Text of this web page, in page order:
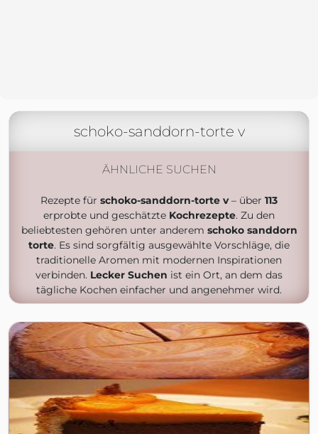
schoko-sanddorn-torte v
ÄHNLICHE SUCHEN
Rezepte für schoko-sanddorn-torte v– über 113
erprobte und geschätzte Kochrezepte. Zu den
beliebtesten gehören unter anderem schoko sanddorn
torte. Es sind sorgfältig ausgewählte Vorschläge, die
traditionelle Aromen mit modernen Inspirationen
verbinden. Lecker Suchen ist ein Ort, an dem das
tägliche Kochen einfacher und angenehmer wird.